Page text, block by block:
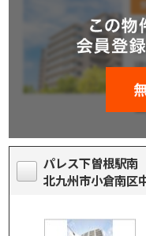
パレス下曽根駅
北九州市小倉南区